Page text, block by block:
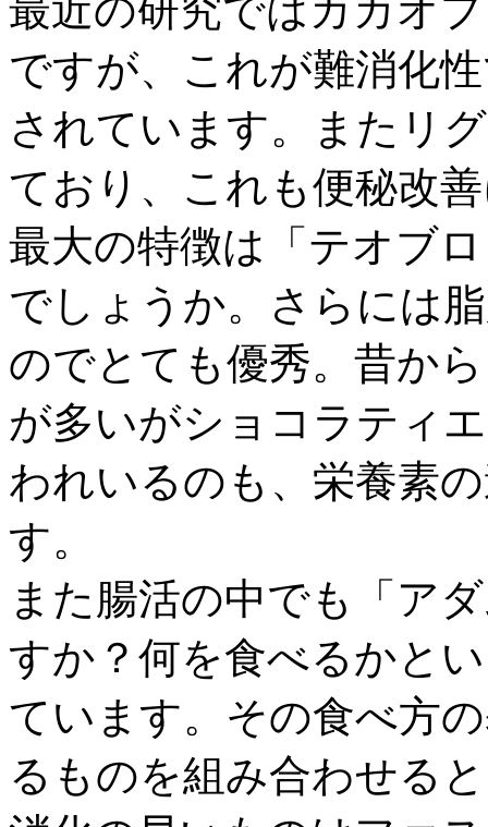
最近の研究ではカカオ
ですが、これが難消化
されています。またリ
ており、これも便秘改
最大の特徴は「テオブ
でしょうか。さらには
のでとても優秀。昔か
が多いがショコラティ
われいるのも、栄養素
す。
また腸活の中でも「ア
すか？何を食べるかと
ています。その食べ方
るものを組み合わせる